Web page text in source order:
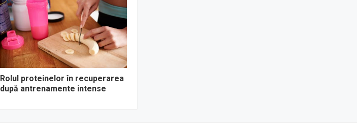
Rolul proteinelor în recuperarea
după antrenamente intense